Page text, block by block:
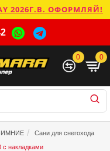
2026Г.В. ОФОРМЛЯЙ!
0 0
Сани для снегохода
с накладками